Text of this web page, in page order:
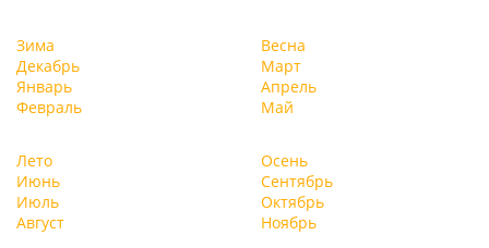
Зима
Декабрь
Январь
Февраль
Весна
Март
Апрель
Май
Лето
Июнь
Июль
Август
Осень
Сентябрь
Октябрь
Ноябрь